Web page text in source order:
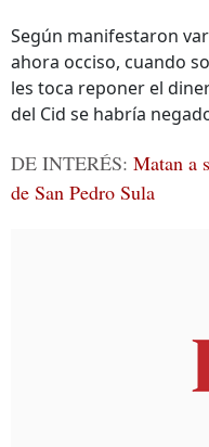
Según manifestaron
ahora occiso, cuando
les toca reponer el
del Cid se habría
DE INTERÉS: Matan a
de San Pedro Sula